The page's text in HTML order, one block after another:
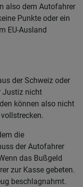
also dem Autofahrer
Punkte oder ein
EU-Ausland
der Schweiz oder
Justiz nicht
können also nicht
die
der Autofahrer
das Bußgeld
zur Kasse gebeten.
beschlagnahmt.